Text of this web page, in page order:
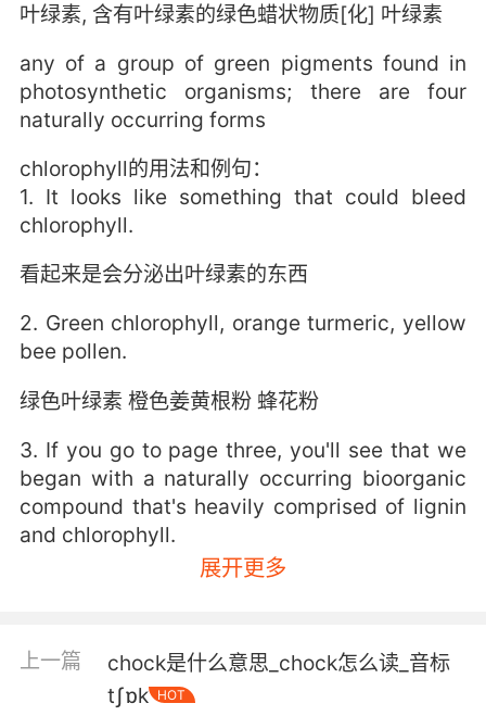
叶绿素, 含有叶绿素的绿色蜡状物质[化] 叶绿素
any of a group of green pigments found in
photosynthetic organisms; there are four
naturally occurring forms
chlorophyll的用法和例句：
1. It looks like something that could bleed
chlorophyll.
看起来是会分泌出叶绿素的东西
2. Green chlorophyll, orange turmeric, yellow
bee pollen.
绿色叶绿素 橙色姜黄根粉 蜂花粉
3. If you go to page three, you'll see that we
began with a naturally occurring bioorganic
compound that's heavily comprised of lignin
and chlorophyll.
请翻到第三页 我们从一种 自然生成的生物有机化
展开更多
上一篇
chock是什么意思_chock怎么读_音标
tʃɒk
HOT